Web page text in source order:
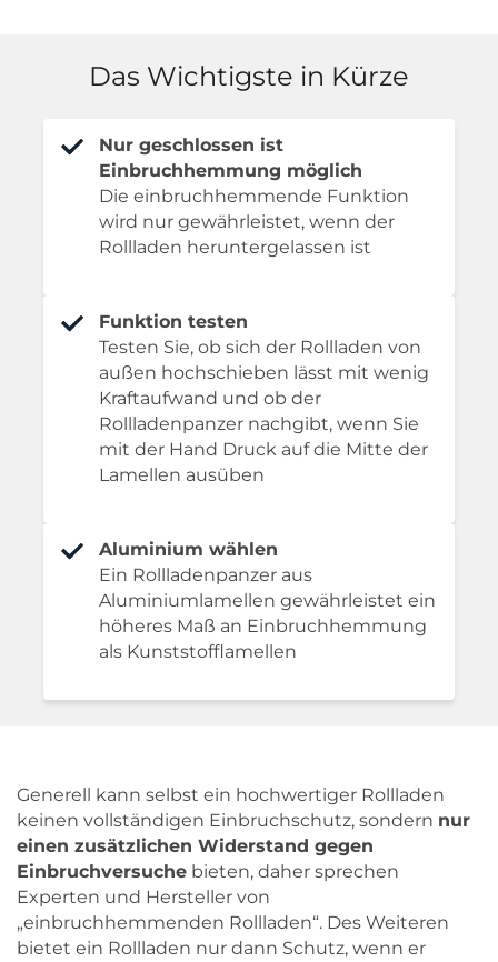
Das Wichtigste in Kürze
Nur geschlossen ist
Einbruchhemmung möglich
Die einbruchhemmende Funktion
wird nur gewährleistet, wenn der
Rollladen heruntergelassen ist
Funktion testen
Testen Sie, ob sich der Rollladen von
außen hochschieben lässt mit wenig
Kraftaufwand und ob der
Rollladenpanzer nachgibt, wenn Sie
mit der Hand Druck auf die Mitte der
Lamellen ausüben
Aluminium wählen
Ein Rollladenpanzer aus
Aluminiumlamellen gewährleistet ein
höheres Maß an Einbruchhemmung
als Kunststofflamellen
Generell kann selbst ein hochwertiger Rollladen
keinen vollständigen Einbruchschutz, sondern nur
einen zusätzlichen Widerstand gegen
Einbruchversuche bieten, daher sprechen
Experten und Hersteller von
„einbruchhemmenden Rollladen“. Des Weiteren
bietet ein Rollladen nur dann Schutz, wenn er